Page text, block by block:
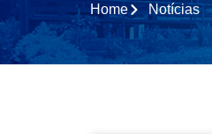
Home Notícias